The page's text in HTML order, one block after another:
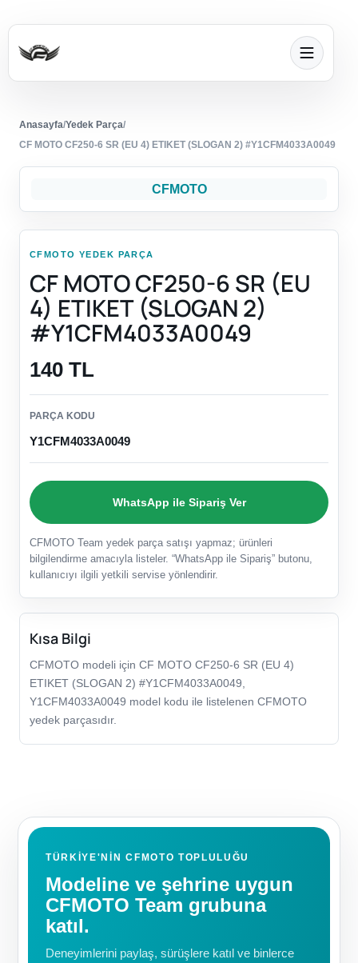
Anasayfa/Yedek Parça/
CF MOTO CF250-6 SR (EU 4) ETIKET (SLOGAN 2) #Y1CFM4033A0049
CFMOTO
CFMOTO YEDEK PARÇA
CF MOTO CF250-6 SR (EU
4) ETIKET (SLOGAN 2)
#Y1CFM4033A0049
140 TL
PARÇA KODU
Y1CFM4033A0049
WhatsApp ile Sipariş Ver
CFMOTO Team yedek parça satışı yapmaz; ürünleri
bilgilendirme amacıyla listeler. “WhatsApp ile Sipariş” butonu,
kullanıcıyı ilgili yetkili servise yönlendirir.
Kısa Bilgi
CFMOTO modeli için CF MOTO CF250-6 SR (EU 4)
ETIKET (SLOGAN 2) #Y1CFM4033A0049,
Y1CFM4033A0049 model kodu ile listelenen CFMOTO
yedek parçasıdır.
TÜRKIYE'NIN CFMOTO TOPLULUĞU
Modeline ve şehrine uygun
CFMOTO Team grubuna
katıl.
Deneyimlerini paylaş, sürüşlere katıl ve binlerce